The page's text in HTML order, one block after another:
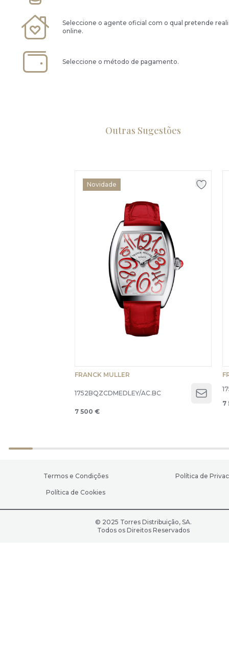
Seleccione o agente oficial com o qual pretende
online.
Seleccione o método de pagamento.
Outras Sugestões
Novidade
FRANCK MULLER
1752BQZCDMEDLEY/AC.BC
Open
7 500 €
7
Termos e Condições Política de
Política de Cookies
© 2025 Torres Distribuição, SA.
Todos os Direitos Reservados